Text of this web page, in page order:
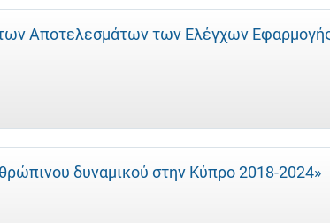
των Αποτελεσμάτων των Ελέγχων
δυναμικού στην Κύπρο 2018-2024»